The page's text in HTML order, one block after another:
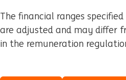
The financial ranges
are adjusted and may differ
in the remuneration